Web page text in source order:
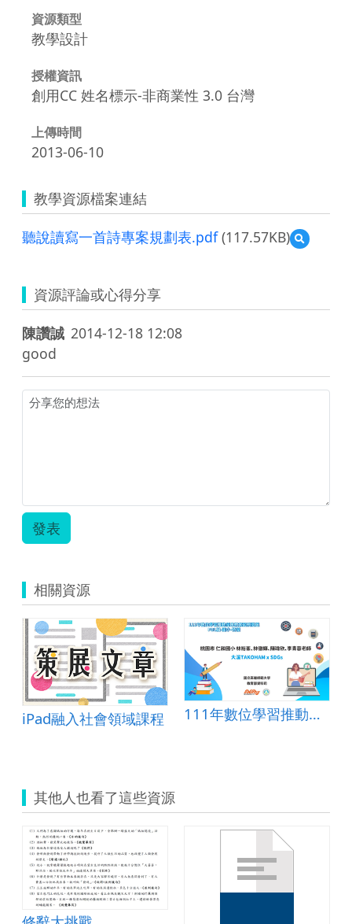
資源類型
教學設計
授權資訊
創用CC 姓名標示-非商業性 3.0 台灣
上傳時間
2013-06-10
教學資源檔案連結
聽說讀寫一首詩專案規劃表.pdf(117.57KB)
預
覽
寫
案
資源評論或心得分享
陳讚誠 2014-12-18 12:08
good
發表
相關資源
iPad融入社會領域課程 111年數位學習推動優良教案-PBL組(國小)-特優-桃園市仁和國小-林裕峯、林徹輝、陳瑋欣、李青蓉老師
其他人也看了這些資源